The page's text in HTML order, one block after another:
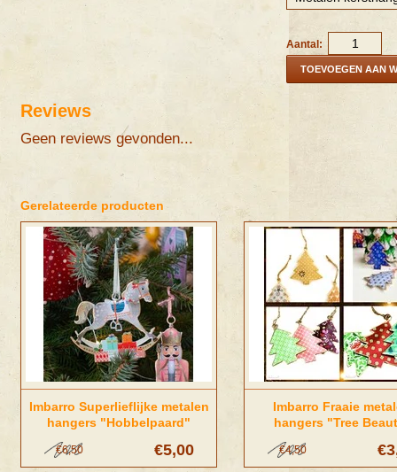
Aantal:
TOEVOEGEN AAN
Reviews
Geen reviews gevonden...
Gerelateerde producten
Imbarro Superlieflijke metalen
hangers "Hobbelpaard"
€5,00
€6,50
Imbarro Fraaie
hangers "Tree
€4,50